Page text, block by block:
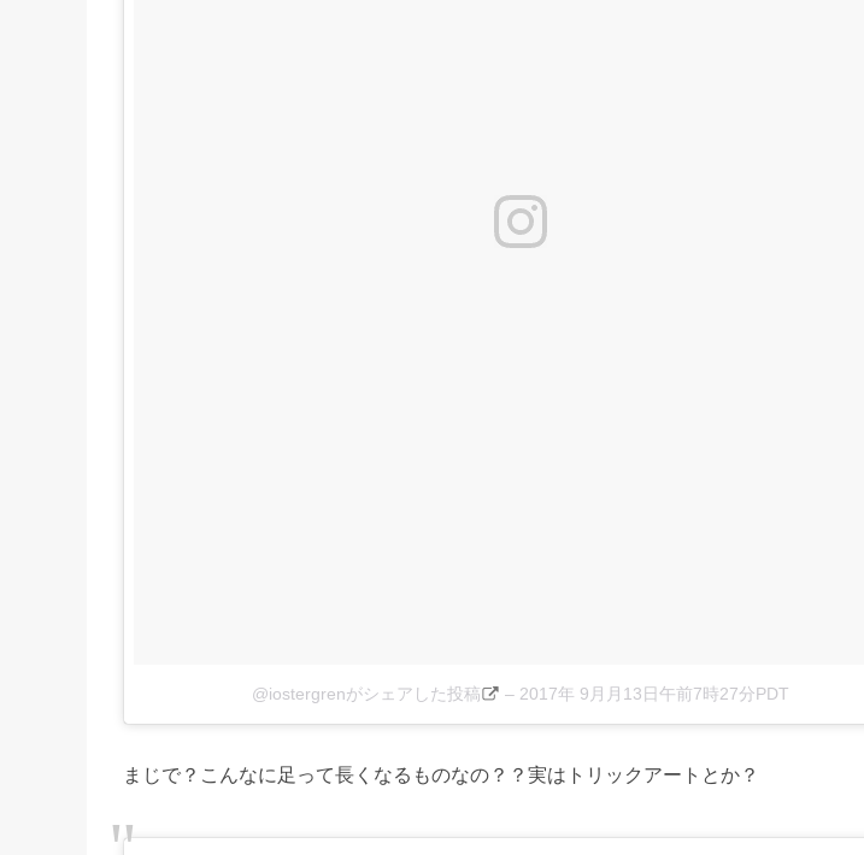
@iostergrenがシェアした投稿 – 2017年 9月月13日午前7時27分PDT
まじで？こんなに足って長くなるものなの？？実はトリックアートとか？